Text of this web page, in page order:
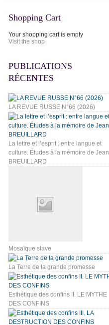
Shopping Cart
Your shopping cart is empty
Visit the shop
PUBLICATIONS
RÉCENTES
LA REVUE RUSSE N°66 (2026)
La lettre et l’esprit : entre langue et
culture. Études à la mémoire de Jean
BREUILLARD
Mosaïque slave
La Terre de la grande promesse
Esthétique des confins II. LE MYTHE
DES CONFINS